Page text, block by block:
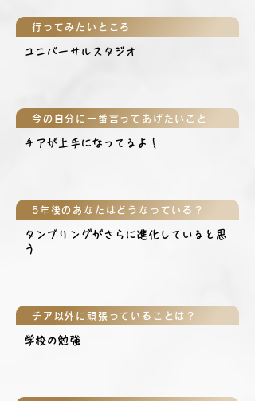
行ってみたいところ
ユニバーサルスタジオ
今の自分に一番言ってあげたいこと
チアが上手になってるよ！
5年後のあなたはどうなっている？
タンブリングがさらに進化していると思
う
チア以外に頑張っていることは？
学校の勉強